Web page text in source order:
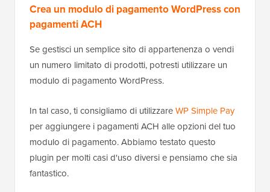
Crea un modulo di pagamento WordPress con
pagamenti ACH
Se gestisci un semplice sito di appartenenza o vendi
un numero limitato di prodotti, potresti utilizzare un
modulo di pagamento WordPress.
In tal caso, ti consigliamo di utilizzareWP Simple Pay
per aggiungere i pagamenti ACH alle opzioni del tuo
modulo di pagamento. Abbiamo testato questo
plugin per molti casi d'uso diversi e pensiamo che sia
fantastico.